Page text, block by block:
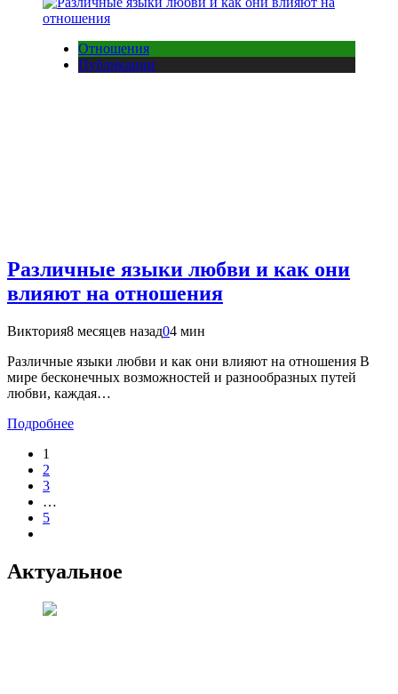
Отношения
Публикации
Различные языки любви и как они
влияют на отношения
Виктория8 месяцев назад04 мин
Различные языки любви и как они влияют на отношения В
мире бесконечных возможностей и разнообразных путей
любви, каждая…
Подробнее
1
2
3
…
5
Актуальное